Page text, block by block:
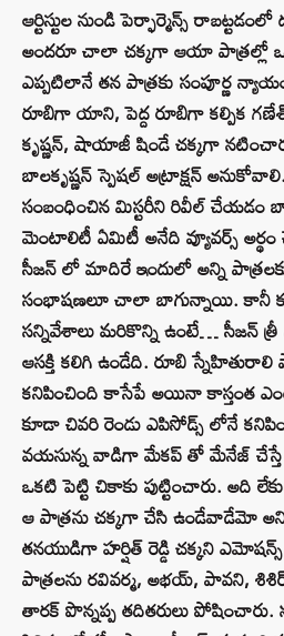
ఆర్టిస్టుల నుండి పెర్ఫార్మెన్స్
అందరూ చాలా చక్కగా ఆయా పాత్రల్లో
ఎప్పటిలానే తన పాత్రకు సంపూర్ణ
రూబిగా యాని, పెద్ద రూబిగా కల్పిక
కృష్ణన్‌, షాయాజీ షిండే చక్కగా
బాలకృష్ణన్ స్పెషల్ అట్రాక్షన్
సంబంధించిన మిస్టరీని రివీల్ చేయడం
మెంటాలిటీ ఏమిటీ అనేది వ్యూవర్స్
సీజన్ లో మాదిరే ఇందులో అన్ని
సంభాషణలూ చాలా బాగున్నాయి. కానీ
సన్నివేశాలు మరికొన్ని ఉంటే… సీజన్ త్రీ
ఆసక్తి కలిగి ఉండేది. రూబి
కనిపించింది కాసేపే అయినా కాస్తంత
కూడా చివరి రెండు ఎపిసోడ్స్ లోనే
వయసున్న వాడిగా మేకప్ తో మేనేజ్
ఒకటి పెట్టి చికాకు పుట్టించారు. అది
ఆ పాత్రను చక్కగా చేసి ఉండేవాడేమో
తనయుడిగా హర్షిత్ రెడ్డి చక్కని
పాత్రలను రవివర్మ, అభయ్, పావని,
తారక్ పొన్నప్ప తదితరులు